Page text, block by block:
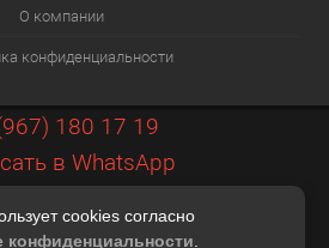
cookies согласно
конфиденциальности
О компании
конфиденциальности
180 17 19
в WhatsApp
Контакты